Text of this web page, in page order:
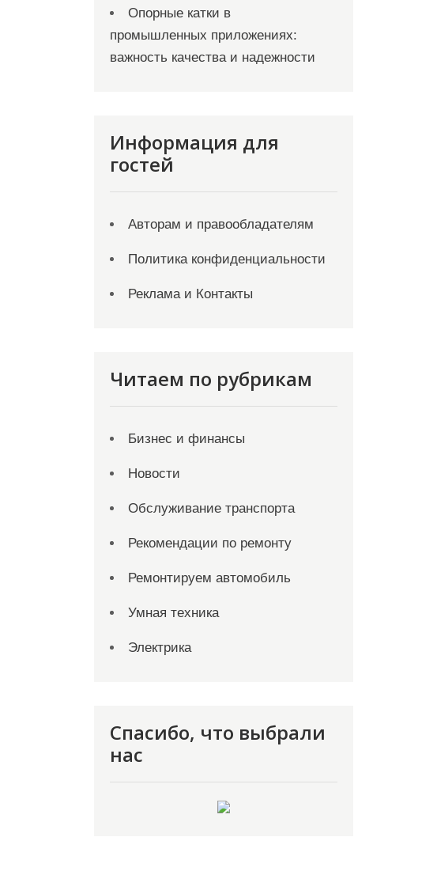
Опорные катки в
промышленных приложениях:
важность качества и надежности
Информация для
гостей
Авторам и правообладателям
Политика конфиденциальности
Реклама и Контакты
Читаем по рубрикам
Бизнес и финансы
Новости
Обслуживание транспорта
Рекомендации по ремонту
Ремонтируем автомобиль
Умная техника
Электрика
Спасибо, что выбрали
нас